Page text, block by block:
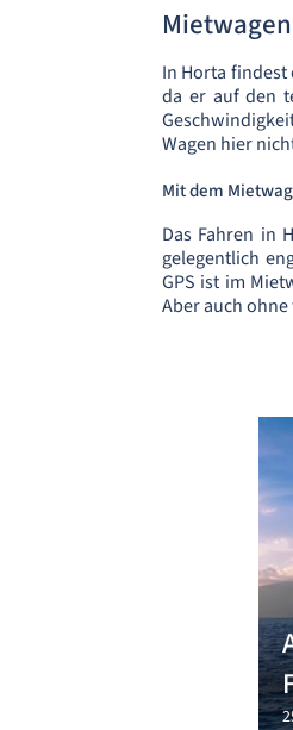
In Horta
da er auf den
Wagen hier
Mit dem
Das Fahren in
gelegentlich
GPS ist im
Aber auch